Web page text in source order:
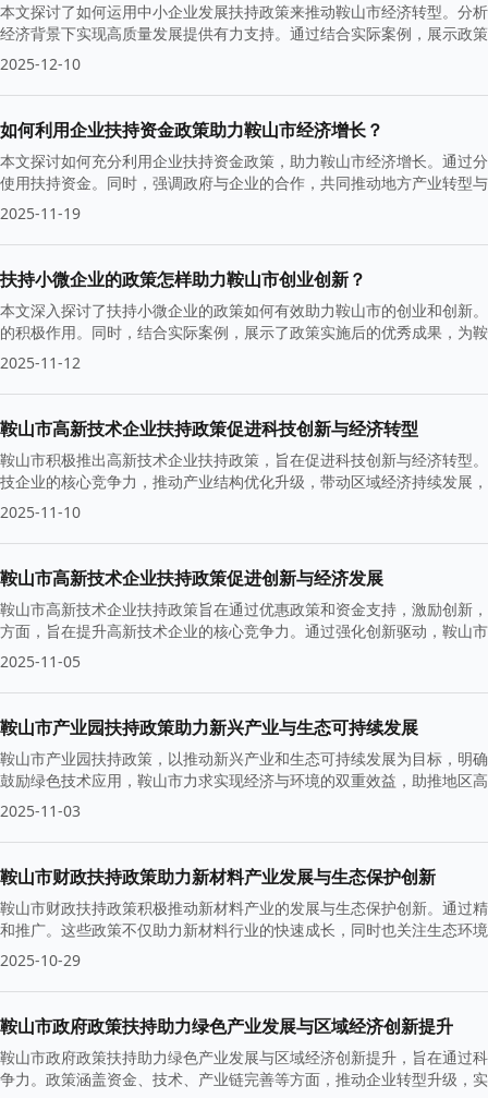
本文探讨了如何运用中小企业发展扶持政策来推动鞍山市经济转型。分
经济背景下实现高质量发展提供有力支持。通过结合实际案例，展示政
2025-12-10
如何利用企业扶持资金政策助力鞍山市经济增长？
本文探讨如何充分利用企业扶持资金政策，助力鞍山市经济增长。通过
使用扶持资金。同时，强调政府与企业的合作，共同推动地方产业转型
2025-11-19
扶持小微企业的政策怎样助力鞍山市创业创新？
本文深入探讨了扶持小微企业的政策如何有效助力鞍山市的创业和创新
的积极作用。同时，结合实际案例，展示了政策实施后的优秀成果，为
2025-11-12
鞍山市高新技术企业扶持政策促进科技创新与经济转型
鞍山市积极推出高新技术企业扶持政策，旨在促进科技创新与经济转型
技企业的核心竞争力，推动产业结构优化升级，带动区域经济持续发展
2025-11-10
鞍山市高新技术企业扶持政策促进创新与经济发展
鞍山市高新技术企业扶持政策旨在通过优惠政策和资金支持，激励创新
方面，旨在提升高新技术企业的核心竞争力。通过强化创新驱动，鞍山
2025-11-05
鞍山市产业园扶持政策助力新兴产业与生态可持续发展
鞍山市产业园扶持政策，以推动新兴产业和生态可持续发展为目标，明
鼓励绿色技术应用，鞍山市力求实现经济与环境的双重效益，助推地区
2025-11-03
鞍山市财政扶持政策助力新材料产业发展与生态保护创新
鞍山市财政扶持政策积极推动新材料产业的发展与生态保护创新。通过
和推广。这些政策不仅助力新材料行业的快速成长，同时也关注生态环
2025-10-29
鞍山市政府政策扶持助力绿色产业发展与区域经济创新提升
鞍山市政府政策扶持助力绿色产业发展与区域经济创新提升，旨在通过
争力。政策涵盖资金、技术、产业链完善等方面，推动企业转型升级，